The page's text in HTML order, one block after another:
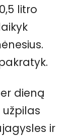
litro
dieną
užpilas
ir